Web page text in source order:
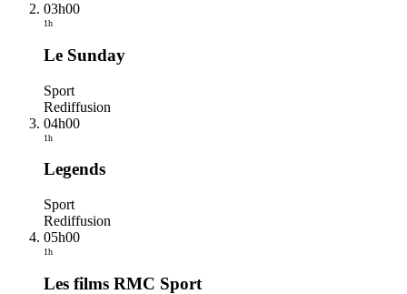
03h00
1h
Le Sunday
Sport
Rediffusion
04h00
1h
Legends
Sport
Rediffusion
05h00
1h
Les films RMC Sport